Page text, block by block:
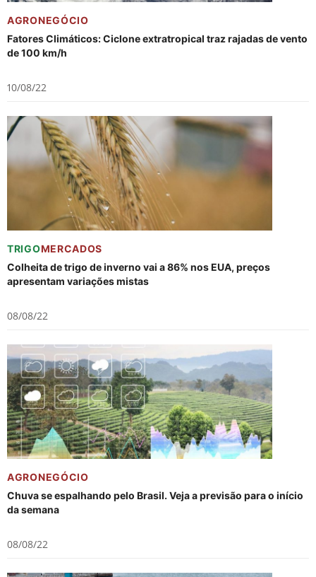
AGRONEGÓCIO
Fatores Climáticos: Ciclone extratropical traz rajadas de vento
de 100 km/h
10/08/22
TRIGOMERCADOS
Colheita de trigo de inverno vai a 86% nos EUA, preços
apresentam variações mistas
08/08/22
AGRONEGÓCIO
Chuva se espalhando pelo Brasil. Veja a previsão para o início
da semana
08/08/22